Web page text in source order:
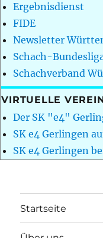
Ergebnisdienst
FIDE
Newsletter
Schach-
Schachverband
VIRTUELLE
Der SK "e4"
SK e4 Gerlingen
SK e4 Gerlingen
Startseite